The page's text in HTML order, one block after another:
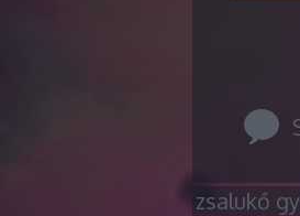
zsalukő